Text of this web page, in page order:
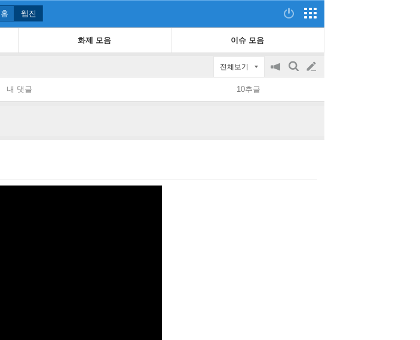
홈 웹진
화제 모음 이슈 모음
전체보기
공
on/off
검
글
쓰
내 댓글 10추글